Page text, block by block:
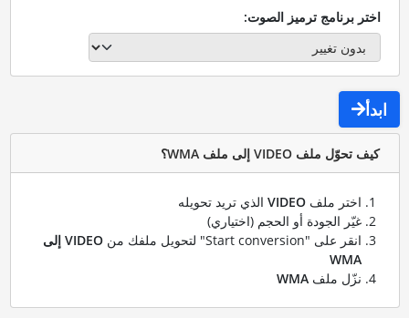
اختر برنامج ترميز الصوت:
ابدأ
كيف تحوّل ملف VIDEO إلى ملف WMA؟
اختر ملف VIDEOالذي تريد تحويله
غيّر الجودة أو الحجم (اختياري)
انقر على "Start conversion" لتحويل ملفك من
VIDEO إلى
WMA
نزّل ملف WMA